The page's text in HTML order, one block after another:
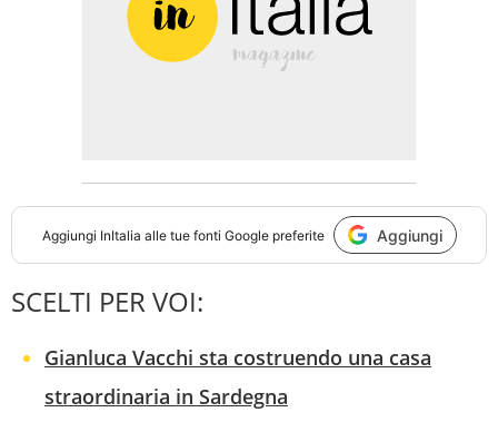
Aggiungi InItalia alle tue fonti Google preferite Aggiungi
SCELTI PER VOI:
Gianluca Vacchi sta costruendo una casa
straordinaria in Sardegna